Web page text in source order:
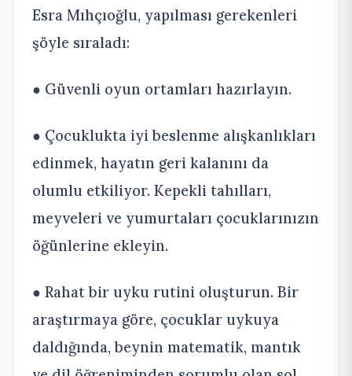
Esra Mıhçıoğlu, yapılması gerekenleri
şöyle sıraladı:
● Güvenli oyun ortamları hazırlayın.
● Çocuklukta iyi beslenme alışkanlıkları
edinmek, hayatın geri kalanını da
olumlu etkiliyor. Kepekli tahılları,
meyveleri ve yumurtaları çocuklarınızın
öğünlerine ekleyin.
● Rahat bir uyku rutini oluşturun. Bir
araştırmaya göre, çocuklar uykuya
daldığında, beynin matematik, mantık